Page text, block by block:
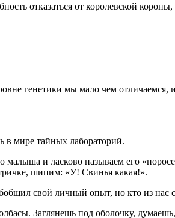
отказаться от королевской
генетики мы мало чем отличаемся,
в мире тайных лабораторий.
малыша и ласково называем его
шипим: «У! Свинья какая!».
свой личный опыт, но кто из нас
Заглянешь под оболочку,